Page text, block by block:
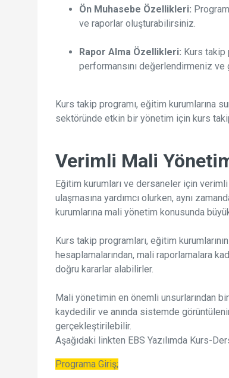
Ön Muhasebe Özellikleri:
ve raporlar oluşturabilirsiniz.
Rapor Alma Özellikleri: Kurs takip
performansını değerlendirmeniz
Kurs takip programı, eğitim kurumlarına
sektöründe etkin bir yönetim için kurs
Verimli Mali
Eğitim kurumları ve dersaneler için
ulaşmasına yardımcı olurken, aynı
kurumlarına mali yönetim konusunda
Kurs takip programları, eğitim
hesaplamalarından, mali raporlamalara
doğru kararlar alabilirler.
Mali yönetimin en önemli unsurlarından
kaydedilir ve anında sistemde
gerçekleştirilebilir.
Aşağıdaki linkten EBS Yazılımda Kurs-
Programa Giriş;